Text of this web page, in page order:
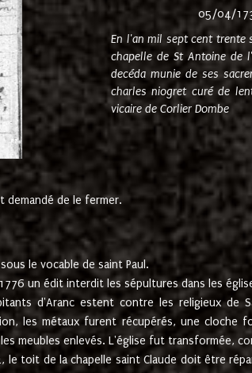
05/04/
En l'an mil sept cent trente
chapelle de St Antoine de
decéda munie de ses
charles niogret curé de
vicaire de Corlier Dombe
demandé de le fermer.
le vocable de saint Paul.
un édit interdit les sépultures dans les
d'Aranc estent contre les religieux de
les métaux furent récupérés, une cloche
meubles enlevés. L'église fut transformée,
le toit de la chapelle saint Claude doit être